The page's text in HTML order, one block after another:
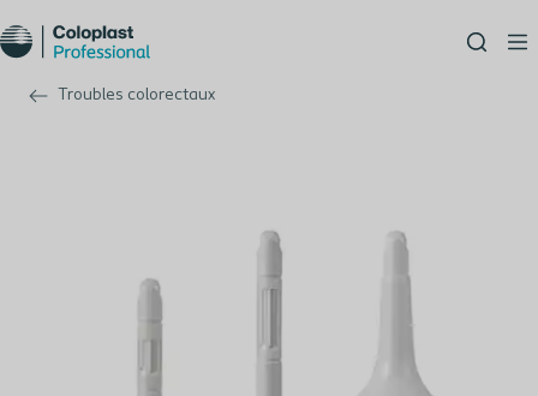
Troubles colorectaux